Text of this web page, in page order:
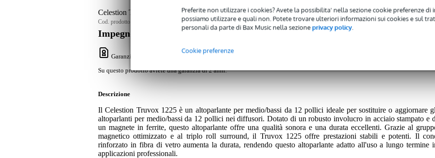
Preferite non utilizzare i cookies? Avete la possibilita' nella sezione cookie preferenze di
possiamo utilizzare e quali non. Potete trovare ulteriori informazioni sui cookies e sul
personali da parte di Bax Music nella sezioneprivacy policy.
Cookie preferenze
Celestion Truvox 1225 Driver mid/bass da 12 pollici per cassa acustica, 8 Ohm
Cod. prodotto:
Impegno di servizio
Garanzia Bax Music
: Su questo prodotto avrete una garanzia di 2 anni.
Su questo prodotto avrete una garanzia di 2 anni.
Descrizione
Il Celestion Truvox 1225 è un altoparlante per medio/bassi da 12 pollici ideale per sostituire o aggiornare
altoparlanti per medio/bassi da 12 pollici nei diffusori. Dotato di un robusto involucro in acciaio stampato e
un magnete in ferrite, questo altoparlante offre una qualità sonora e una durata eccellenti. Grazie al
magnetico ottimizzato e al triplo roll surround, il Truvox 1225 offre prestazioni stabili e potenti. Il
rinforzato in fibra di vetro aumenta la durata, rendendo questo altoparlante adatto all'uso a lungo termine
applicazioni professionali.